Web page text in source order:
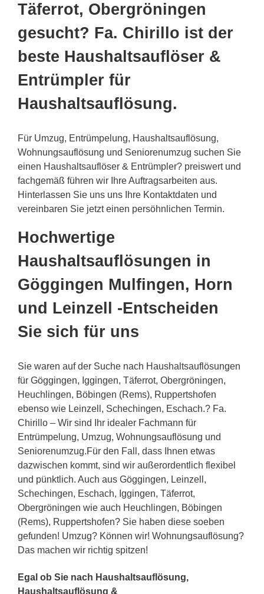
Täferrot, Obergröningen
gesucht? Fa. Chirillo ist der
beste Haushaltsauflöser &
Entrümpler für
Haushaltsauflösung.
Für Umzug, Entrümpelung, Haushaltsauflösung,
Wohnungsauflösung und Seniorenumzug suchen Sie
einen Haushaltsauflöser & Entrümpler? preiswert und
fachgemäß führen wir Ihre Auftragsarbeiten aus.
Hinterlassen Sie uns uns Ihre Kontaktdaten und
vereinbaren Sie jetzt einen persöhnlichen Termin.
Hochwertige
Haushaltsauflösungen in
Göggingen Mulfingen, Horn
und Leinzell -Entscheiden
Sie sich für uns
Sie waren auf der Suche nach Haushaltsauflösungen
für Göggingen, Iggingen, Täferrot, Obergröningen,
Heuchlingen, Böbingen (Rems), Ruppertshofen
ebenso wie Leinzell, Schechingen, Eschach.? Fa.
Chirillo – Wir sind Ihr idealer Fachmann für
Entrümpelung, Umzug, Wohnungsauflösung und
Seniorenumzug.Für den Fall, dass Ihnen etwas
dazwischen kommt, sind wir außerordentlich flexibel
und pünktlich. Auch aus Göggingen, Leinzell,
Schechingen, Eschach, Iggingen, Täferrot,
Obergröningen wie auch Heuchlingen, Böbingen
(Rems), Ruppertshofen? Sie haben diese soeben
gefunden! Umzug? Können wir! Wohnungsauflösung?
Das machen wir richtig spitzen!
Egal ob Sie nach Haushaltsauflösung,
Haushaltsauflösung &